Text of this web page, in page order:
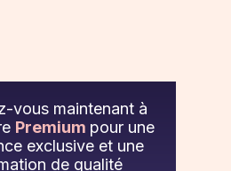
vous maintenant à
Premium pour une
exclusive et une
de qualité